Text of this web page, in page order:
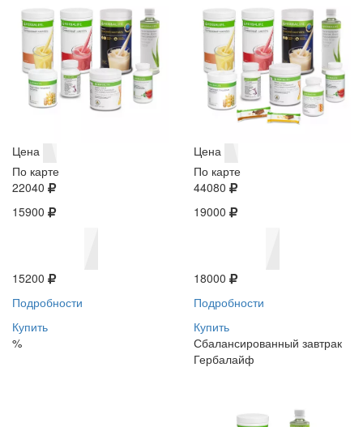
Цена
По карте
22040
15900
15200
Подробности
Купить
%
Цена
По карте
44080
19000
18000
Подробности
Купить
Сбалансированный завтрак
Гербалайф